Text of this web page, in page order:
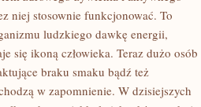
niej stosownie funkcjonować. To
ludzkiego dawkę energii,
się ikoną człowieka. Teraz dużo osób
braku smaku bądź też
w zapomnienie. W dzisiejszych